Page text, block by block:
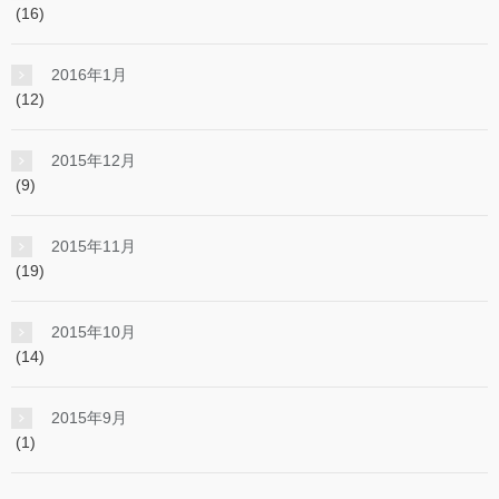
(16)
2016年1月
(12)
2015年12月
(9)
2015年11月
(19)
2015年10月
(14)
2015年9月
(1)